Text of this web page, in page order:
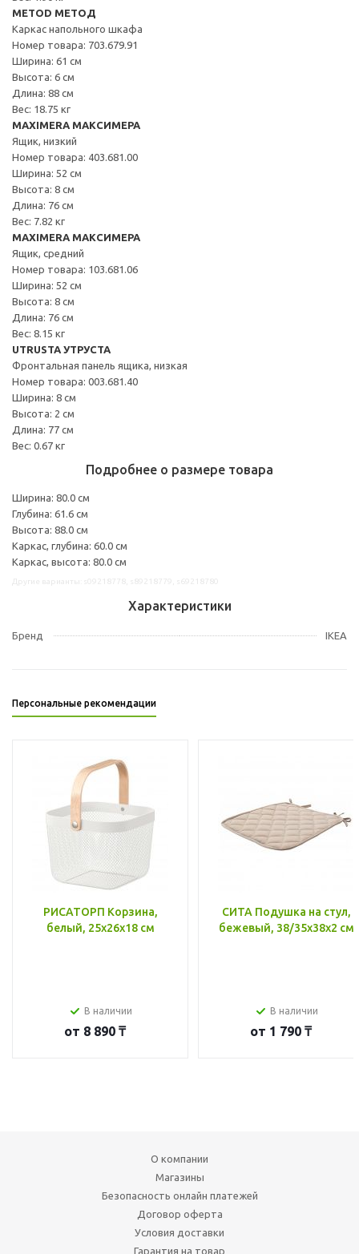
METOD МЕТОД
Каркас напольного шкафа
Номер товара: 703.679.91
Ширина: 61 см
Высота: 6 см
Длина: 88 см
Вес: 18.75 кг
MAXIMERA МАКСИМЕРА
Ящик, низкий
Номер товара: 403.681.00
Ширина: 52 см
Высота: 8 см
Длина: 76 см
Вес: 7.82 кг
MAXIMERA МАКСИМЕРА
Ящик, средний
Номер товара: 103.681.06
Ширина: 52 см
Высота: 8 см
Длина: 76 см
Вес: 8.15 кг
UTRUSTA УТРУСТА
Фронтальная панель ящика, низкая
Номер товара: 003.681.40
Ширина: 8 см
Высота: 2 см
Длина: 77 см
Вес: 0.67 кг
Подробнее о размере товара
Ширина: 80.0 см
Глубина: 61.6 см
Высота: 88.0 см
Каркас, глубина: 60.0 см
Каркас, высота: 80.0 см
Характеристики
Бренд IKEA
Персональные рекомендации
РИСАТОРП Корзина,
белый, 25x26x18 см
В наличии
от 8 890 ₸
СИТА Подушка на стул,
бежевый, 38/35x38x2 см
В наличии
от 1 790 ₸
О компании
Магазины
Безопасность онлайн платежей
Договор оферта
Условия доставки
Гарантия на товар